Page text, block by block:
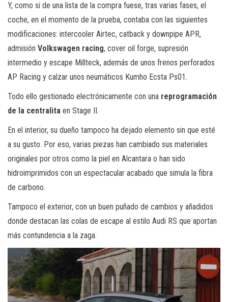
Y, como si de una lista de la compra fuese, tras varias fases, el
coche, en el momento de la prueba, contaba con las siguientes
modificaciones: intercooler Airtec, catback y downpipe APR,
admisión Volkswagen racing, cover oil forge, supresión
intermedio y escape Millteck, además de unos frenos perforados
AP Racing y calzar unos neumáticos Kumho Ecsta Ps01.
Todo ello gestionado electrónicamente con una reprogramación
de la centralita en Stage II.
En el interior, su dueño tampoco ha dejado elemento sin que esté
a su gusto. Por eso, varias piezas han cambiado sus materiales
originales por otros como la piel en Alcantara o han sido
hidroimprimidos con un espectacular acabado que simula la fibra
de carbono.
Tampoco el exterior, con un buen puñado de cambios y añadidos
donde destacan las colas de escape al estilo Audi RS que aportan
más contundencia a la zaga.